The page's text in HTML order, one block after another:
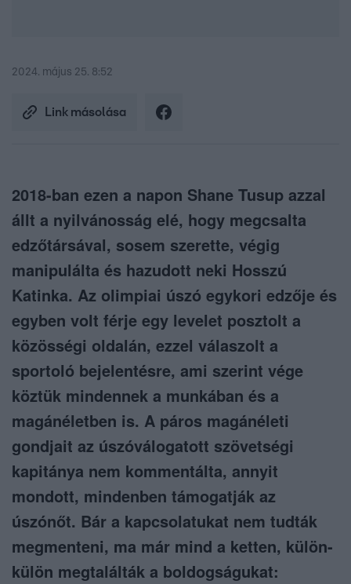
2024. május 25. 8:52
Link másolása
2018-ban ezen a napon Shane Tusup azzal
állt a nyilvánosság elé, hogy megcsalta
edzőtársával, sosem szerette, végig
manipulálta és hazudott neki Hosszú
Katinka. Az olimpiai úszó egykori edzője és
egyben volt férje egy levelet posztolt a
közösségi oldalán, ezzel válaszolt a
sportoló bejelentésre, ami szerint vége
köztük mindennek a munkában és a
magánéletben is. A páros magánéleti
gondjait az úszóválogatott szövetségi
kapitánya nem kommentálta, annyit
mondott, mindenben támogatják az
úszónőt. Bár a kapcsolatukat nem tudták
megmenteni, ma már mind a ketten, külön-
külön megtalálták a boldogságukat: